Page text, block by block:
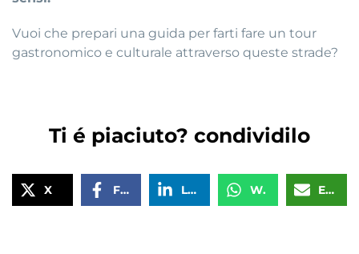
Vuoi che prepari una guida per farti fare un tour
gastronomico e culturale attraverso queste strade?
Ti é piaciuto? condividilo
X Facebook LinkedIn WhatsApp Email